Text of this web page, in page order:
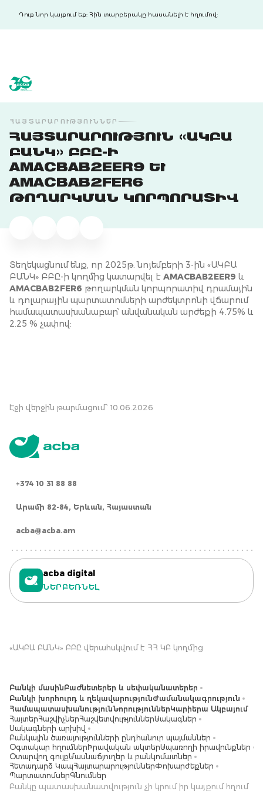
Դուք նոր կայքում եք: Հին տարբերակը հասանելի է հղումով:
ՀԱՅՏԱՐԱՐՈՒԹՅՈՒՆՆԵՐ
ՀԱՅՏԱՐԱՐՈՒԹՅՈՒՆ «ԱԿԲԱ
ԲԱՆԿ» ԲԲԸ-Ի
AMACBAB2EER9 ԵՒ A
MACBAB2FER6 Թ
ՈՂԱՐԿՄԱՆ ԿՈՐՊՈՐԱՏԻՎ
Տեղեկացնում ենք, որ 2025թ. նոյեմբերի 3-ին «ԱԿԲԱ
ԲԱՆԿ» ԲԲԸ-ի կողմից կատարվել է AMACBAB2EER9 և
AMACBAB2FER6 թողարկման կորպորատիվ դրամային
և դոլարային պարտատոմսերի արժեկտրոնի վճարում
համապատասխանաբար՝ անվանական արժեքի 4.75% և
2.25 % չափով:
Էջի վերջին թարմացում՝ 10.06.2026
+374 10 31 88 88
Արամի 82-84, Երևան, Հայաստան
acba@acba.am
acba digital
ՆԵՐԲԵՌՆԵԼ
«ԱԿԲԱ ԲԱՆԿ» ԲԲԸ վերահսկվում է ՀՀ ԿԲ կողմից
Բանկի մասինԲաժնետերեր և սեփականատերեր
Բանկի խորհուրդ և ղեկավարությունԺամանակագրություն
ՀամապատասխանությունՆորություններԿարիերա Ակբայում
ՀայտերՀաշվիչներՀաշվետվություններՍակագներ
Սակագների արխիվ
Բանկային ծառայությունների ընդհանուր պայմաններ
Օգտակար հղումներ Իրավական ակտերՍպառողի իրավունքներ
Օտարվող գույքՄասնաճյուղեր և բանկոմատներ
Հետադարձ ԿապՀայտարարություններՓոխարժեքներ
ՊարտատոմսերԳնումներ
Բանկը պատասխանատվություն չի կրում իր կայքում հղում